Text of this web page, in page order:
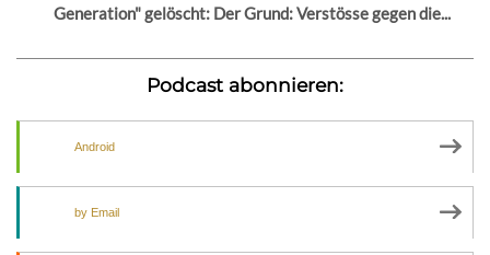
Generation" gelöscht: Der Grund: Verstösse gegen die...
Podcast abonnieren:
Android
by Email